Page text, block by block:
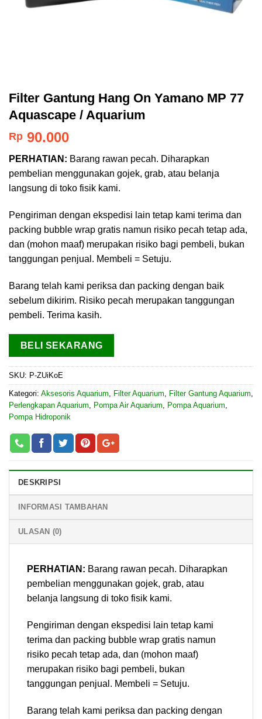
Filter Gantung Hang On Yamano MP 77
Aquascape / Aquarium
Rp 90.000
PERHATIAN: Barang rawan pecah. Diharapkan
pembelian menggunakan gojek, grab, atau belanja
langsung di toko fisik kami.
Pengiriman dengan ekspedisi lain tetap kami terima dan
packing bubble wrap gratis namun risiko pecah tetap ada,
dan (mohon maaf) merupakan risiko bagi pembeli, bukan
tanggungan penjual. Membeli = Setuju.
Barang telah kami periksa dan packing dengan baik
sebelum dikirim. Risiko pecah merupakan tanggungan
pembeli. Terima kasih.
BELI SEKARANG
SKU: P-ZUiKoE
Kategori: Aksesoris Aquarium Filter Aquarium Filter Gantung Aquarium
Perlengkapan Aquarium
Pompa Air Aquarium Pompa Aquarium
Pompa Hidroponik
DESKRIPSI
INFORMASI TAMBAHAN
ULASAN (0)
PERHATIAN: Barang rawan pecah. Diharapkan
pembelian menggunakan gojek, grab, atau
belanja langsung di toko fisik kami.
Pengiriman dengan ekspedisi lain tetap kami
terima dan packing bubble wrap gratis namun
risiko pecah tetap ada, dan (mohon maaf)
merupakan risiko bagi pembeli, bukan
tanggungan penjual. Membeli = Setuju.
Barang telah kami periksa dan packing dengan